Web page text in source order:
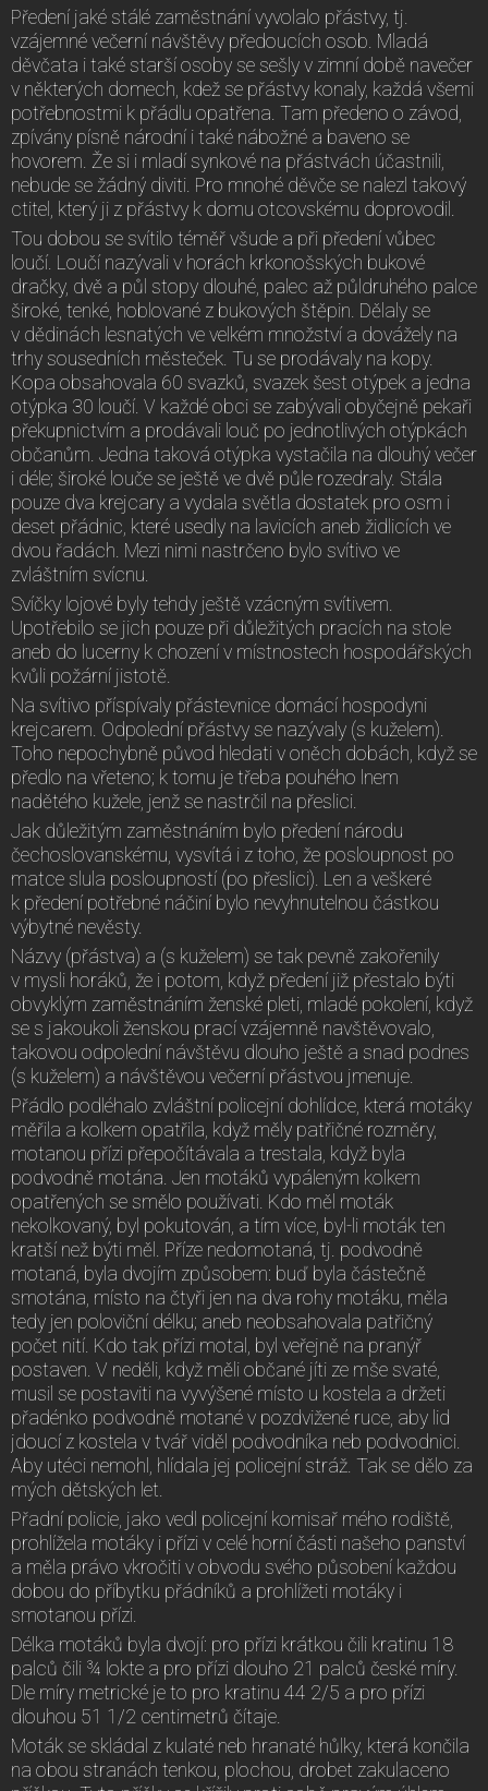
Předení jaké stálé zaměstnání vyvolalo přástvy, tj.
vzájemné večerní návštěvy předoucích osob. Mladá
děvčata i také starší osoby se sešly v zimní době navečer
v některých domech, kdež se přástvy konaly, každá všemi
potřebnostmi k přádlu opatřena. Tam předeno o závod,
zpívány písně národní i také nábožné a baveno se
hovorem. Že si i mladí synkové na přástvách účastnili,
nebude se žádný diviti. Pro mnohé děvče se nalezl takový
ctitel, který ji z přástvy k domu otcovskému doprovodil.
Tou dobou se svítilo téměř všude a při předení vůbec
loučí. Loučí nazývali v horách krkonošských bukové
dračky, dvě a půl stopy dlouhé, palec až půldruhého palce
široké, tenké, hoblované z bukových štěpin. Dělaly se
v dědinách lesnatých ve velkém množství a dovážely na
trhy sousedních městeček. Tu se prodávaly na kopy.
Kopa obsahovala 60 svazků, svazek šest otýpek a jedna
otýpka 30 loučí. V každé obci se zabývali obyčejně pekaři
překupnictvím a prodávali louč po jednotlivých otýpkách
občanům. Jedna taková otýpka vystačila na dlouhý večer
i déle; široké louče se ještě ve dvě půle rozedraly. Stála
pouze dva krejcary a vydala světla dostatek pro osm i
deset přádnic, které usedly na lavicích aneb židlicích ve
dvou řadách. Mezi nimi nastrčeno bylo svítivo ve
zvláštním svícnu.
Svíčky lojové byly tehdy ještě vzácným svítivem.
Upotřebilo se jich pouze při důležitých pracích na stole
aneb do lucerny k chození v místnostech hospodářských
kvůli požární jistotě.
Na svítivo příspívaly přástevnice domácí hospodyni
krejcarem. Odpolední přástvy se nazývaly (s kuželem).
Toho nepochybně původ hledati v oněch dobách, když se
předlo na vřeteno; k tomu je třeba pouhého lnem
nadětého kužele, jenž se nastrčil na přeslici.
Jak důležitým zaměstnáním bylo předení národu
čechoslovanskému, vysvítá i z toho, že posloupnost po
matce slula posloupností (po přeslici). Len a veškeré
k předení potřebné náčiní bylo nevyhnutelnou částkou
výbytné nevěsty.
Názvy (přástva) a (s kuželem) se tak pevně zakořenily
v mysli horáků, že i potom, když předení již přestalo býti
obvyklým zaměstnáním ženské pleti, mladé pokolení, když
se s jakoukoli ženskou prací vzájemně navštěvovalo,
takovou odpolední návštěvu dlouho ještě a snad podnes
(s kuželem) a návštěvou večerní přástvou jmenuje.
Přádlo podléhalo zvláštní policejní dohlídce, která motáky
měřila a kolkem opatřila, když měly patřičné rozměry,
motanou přízi přepočítávala a trestala, když byla
podvodně motána. Jen motáků vypáleným kolkem
opatřených se smělo používati. Kdo měl moták
nekolkovaný, byl pokutován, a tím více, byl-li moták ten
kratší než býti měl. Příze nedomotaná, tj. podvodně
motaná, byla dvojím způsobem: buď byla částečně
smotána, místo na čtyři jen na dva rohy motáku, měla
tedy jen poloviční délku; aneb neobsahovala patřičný
počet nití. Kdo tak přízi motal, byl veřejně na pranýř
postaven. V neděli, když měli občané jíti ze mše svaté,
musil se postaviti na vyvýšené místo u kostela a držeti
přadénko podvodně motané v pozdvižené ruce, aby lid
jdoucí z kostela v tvář viděl podvodníka neb podvodnici.
Aby utéci nemohl, hlídala jej policejní stráž. Tak se dělo za
mých dětských let.
Přadní policie, jako vedl policejní komisař mého rodiště,
prohlížela motáky i přízi v celé horní části našeho panství
a měla právo vkročiti v obvodu svého působení každou
dobou do příbytku přádníků a prohlížeti motáky i
smotanou přízi.
Délka motáků byla dvojí: pro přízi krátkou čili kratinu 18
palců čili ¾ lokte a pro přízi dlouho 21 palců české míry.
Dle míry metrické je to pro kratinu 44 2/5 a pro přízi
dlouhou 51 1/2 centimetrů čítaje.
Moták se skládal z kulaté neb hranaté hůlky, která končila
na obou stranách tenkou, plochou, drobet zakulaceno